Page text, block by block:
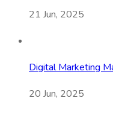
21 Jun, 2025
Digital Marketing
20 Jun, 2025